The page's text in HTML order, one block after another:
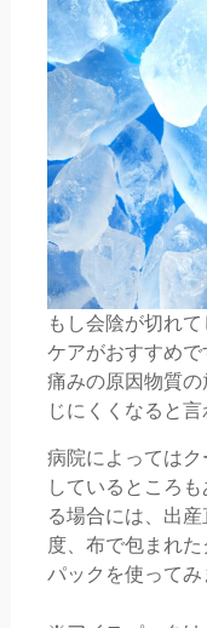
もし会陰が切れ
ケアがおすすめで
痛みの原因物質
じにくくなると言
病院によっては
しているところ
る場合には、出
度、布で包まれ
パックを使ってみ